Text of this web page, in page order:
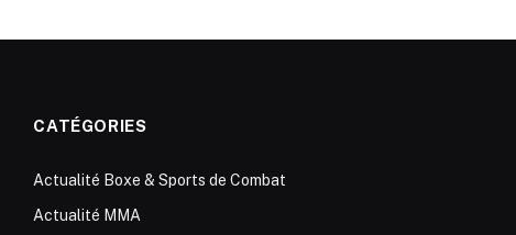
CATÉGORIES
Actualité Boxe & Sports de Combat
Actualité MMA